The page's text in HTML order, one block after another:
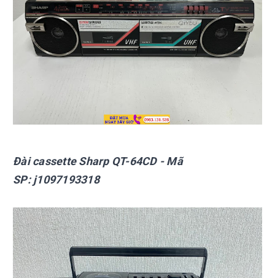
Đài cassette Sharp QT-64CD- Mã
SP:j1097193318